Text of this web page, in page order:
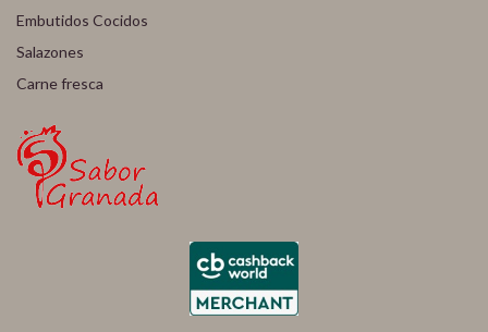
Embutidos Cocidos
Salazones
Carne fresca